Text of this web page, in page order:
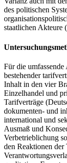
des politischen
staatlichen Akteure
Für die
bestehender
Inhalt in den vier
Einzelhandel und
Tarifverträge
dokumenten- und
international und
Ausmaß und
Verbetrieblichung
den Reaktionen